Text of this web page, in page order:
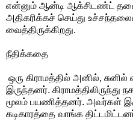
என்னும் ஆன்டி ஆக்சிடண்ட்
அதிகரிக்கச் செய்து
வைத்திருக்கிறது.
நீதிக்கதை
ஒரு கிராமத்தில் அனில்,
இருந்தனர். கிராமத்திலிருந்து
மூலம் பயணித்தனர். அவர்கள்
கடிகாரத்தை வாங்க